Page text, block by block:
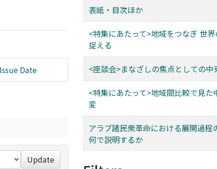
Date
Update
表紙・目次ほか
<特集にあたって>地域をつなぎ 世
捉える
<座談会>まなざしの焦点としての中
<特集にあたって>地域間比較で見た
変
アラブ諸民衆革命における展開過程
何で説明するか